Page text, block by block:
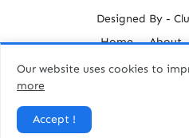
Designed By -
Home
About
Our website uses cookies to
more
Accept !